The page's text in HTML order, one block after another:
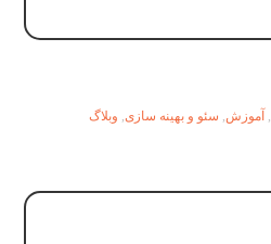
,آموزش سئو و بهینه سازی وبلاگ